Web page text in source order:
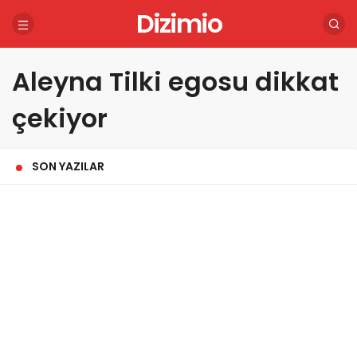
Dizimio
Aleyna Tilki egosu dikkat
çekiyor
SON YAZILAR